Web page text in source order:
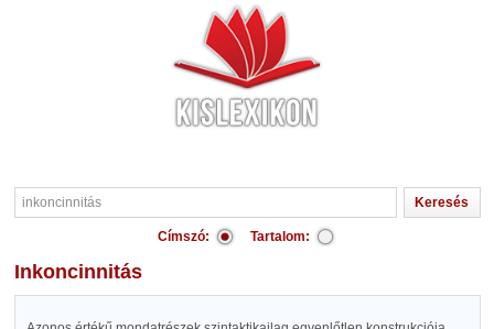
Címszó: Tartalom:
inkoncinnitás